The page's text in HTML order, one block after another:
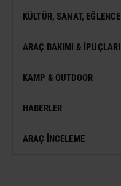
TÜRKIYE GEZI REHBERI
KÜLTÜR, SANAT, EĞLENCE
FESTIVAL
ANTIK KENT & ALANLAR
ARAÇ BAKIMI & İPUÇLARI
KAMP & OUTDOOR
HABERLER
ARAÇ İNCELEME